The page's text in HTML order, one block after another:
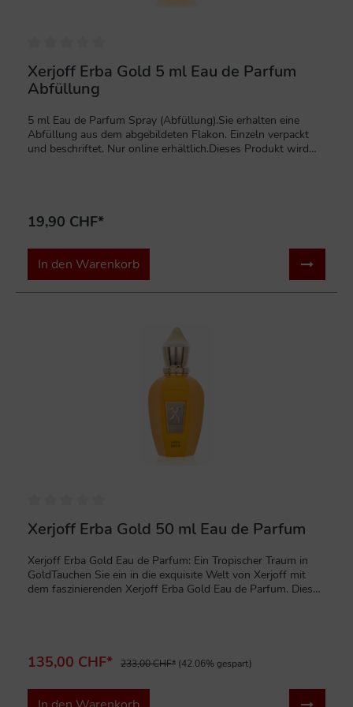
und Sillage.Produktdetails & VorteileInhalt: 100 ml (auch in
kommt in einer lackierten, glänzenden Oberfläche, anstelle
Xerjoff Erba Gold 5 ml Eau de Parfum
Abfüllung
5 ml Eau de Parfum Spray (Abfüllung).Sie erhalten eine
Abfüllung aus dem abgebildeten Flakon. Einzeln verpackt
und beschriftet. Nur online erhältlich.Dieses Produkt wird
19,90 CHF*
In den Warenkorb
Xerjoff Erba Gold 50 ml Eau de Parfum
Xerjoff Erba Gold Eau de Parfum: Ein Tropischer Traum in
GoldTauchen Sie ein in die exquisite Welt von Xerjoff mit
dem faszinierenden Xerjoff Erba Gold Eau de Parfum. Dieser
im Vergleich zu seinem Vorgänger Erba Pura beschrieben
Würze bietet.Dieser charismatische Unisex-Duft (verfügbar
in 50ml und 100ml) ist ein Ausdruck von anspruchsvoller
135,00 CHF* 233,00 CHF* (42.06% gespart)